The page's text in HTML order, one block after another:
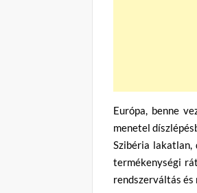
Európa, benne
menetel
Szibéria lakatlan,
termékenységi
rendszerváltás